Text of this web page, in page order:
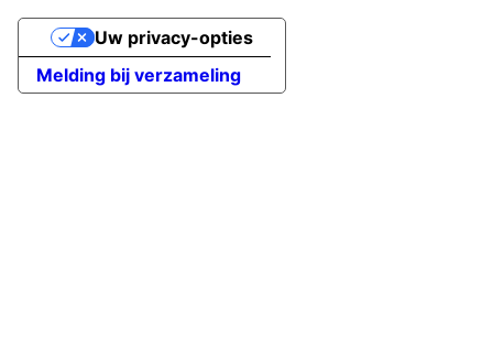
Melding bij verzameling
Uw privacy-opties